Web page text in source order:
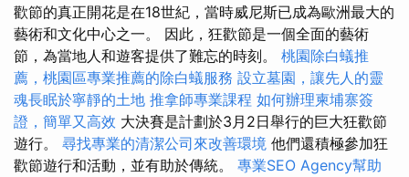
歡節的真正開花是在18世紀，當時威尼斯已成為歐洲最大的
藝術和文化中心之一。 因此，狂歡節是一個全面的藝術
節，為當地人和遊客提供了難忘的時刻。 桃園除白蟻推
薦，桃園區專業推薦的除白蟻服務 設立墓園，讓先人的靈
魂長眠於寧靜的土地 推拿師專業課程 如何辦理柬埔寨簽
證，簡單又高效 大決賽是計劃於3月2日舉行的巨大狂歡節
遊行。 尋找專業的清潔公司來改善環境 他們還積極參加狂
歡節遊行和活動，並有助於傳統。 專業SEO Agency幫助